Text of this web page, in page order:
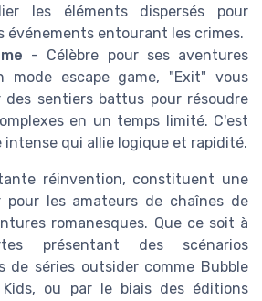
les éléments dispersés pour
événements entourant les crimes.
- Célèbre pour ses aventures
mode escape game, "Exit" vous
des sentiers battus pour résoudre
en un temps limité. C'est
intense qui allie logique et rapidité.
réinvention, constituent une
pour les amateurs de chaînes de
romanesques. Que ce soit à
présentant des scénarios
de séries outsider comme Bubble
ou par le biais des éditions